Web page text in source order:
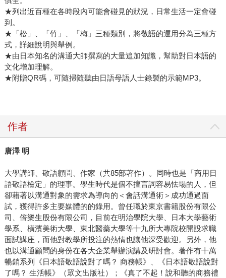
★列出近百種在各時段內可能會碰見的狀況，日常生活一定會碰
到。
★「松」、「竹」、「梅」三種類別，將敬語的運用分為三種方
式，詳細說明與舉例。
★由日本知名的溝通大師撰寫的大量追加知識，幫助對日本語的
文化增加理解。
★附贈QR碼，可隨掃隨聽由日語母語人士錄製的示範MP3。
作者
唐澤 明
大學講師、敬語顧問、作家（共85部著作）。同時也是「商用日
語敬語檢定」的理事。學生時代是個不擅言詞容易怯場的人，但
卻藉著以溝通對象的需求為導向的＜會話溝通術＞成功通過面
試，獲得許多主要媒體的的錄用。曾任職於東京書籍股份有限公
司、倍樂生股份有限公司，目前在明治學院大學、日本大學藝術
學系、橫濱美術大學、東北醫藥大學等十九所大專院校開設求職
面試講座，而他對教學所投注的熱情也讓他深受歡迎。另外，他
也以溝通顧問的身份在各大企業舉辦演講及研討會。著作有十萬
暢銷系列《日本語敬語說對了嗎？ 商務帳》、《日本語敬語說對
了嗎？ 生活帳》（眾文出版社）；《真了不起！說和聽的商務禮